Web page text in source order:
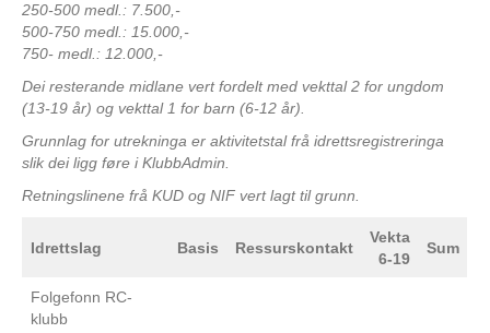
250-500 medl.: 7.500,-
500-750 medl.: 15.000,-
750- medl.: 12.000,-
Dei resterande midlane vert fordelt med vekttal 2 for ungdom
(13-19 år) og vekttal 1 for barn (6-12 år).
Grunnlag for utrekninga er aktivitetstal frå idrettsregistreringa
slik dei ligg føre i KlubbAdmin.
Retningslinene frå KUD og NIF vert lagt til grunn.
Idrettslag Basis Ressurskontakt
Vekta
6-19
Sum
Folgefonn RC-
klubb